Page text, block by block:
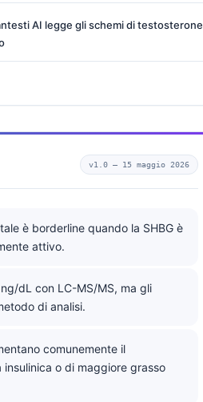
AI legge gli schemi di testosterone
v1.0 — 15 maggio 2026
è borderline quando la SHBG è
attivo.
dL con LC-MS/MS, ma gli
di analisi.
comunemente il
o di maggiore grasso